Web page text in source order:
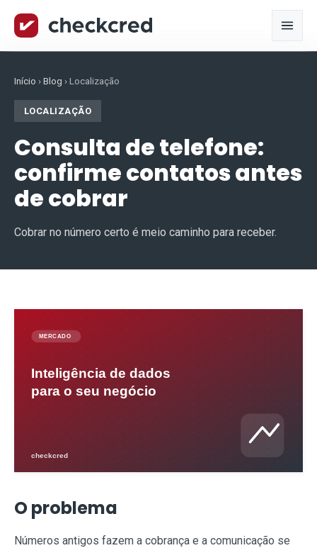
Início ›Blog ›Localização
LOCALIZAÇÃO
Consulta de telefone:
confirme contatos antes
de cobrar
Cobrar no número certo é meio caminho para receber.
O problema
Números antigos fazem a cobrança e a comunicação se